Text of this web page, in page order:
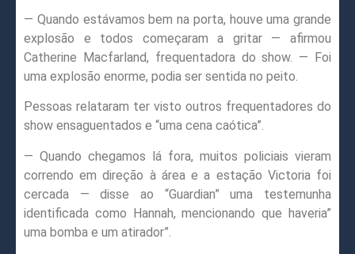
— Quando estávamos bem na porta, houve uma grande
explosão e todos começaram a gritar — afirmou
Catherine Macfarland, frequentadora do show. — Foi
uma explosão enorme, podia ser sentida no peito.
Pessoas relataram ter visto outros frequentadores do
show ensaguentados e “uma cena caótica”.
— Quando chegamos lá fora, muitos policiais vieram
correndo em direção à área e a estação Victoria foi
cercada — disse ao “Guardian” uma testemunha
identificada como Hannah, mencionando que haveria”
uma bomba e um atirador”.